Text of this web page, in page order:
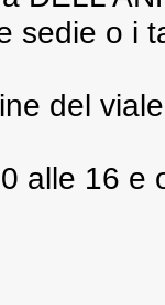
sedie o i
del
alle 16 e